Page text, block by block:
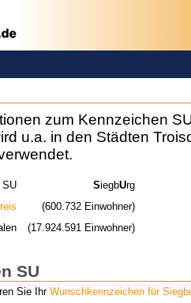
zum Kennzeichen
u.a. in den Städten
SU SiegbUrg
(600.732 Einwohner)
(17.924.591 Einwohner)
SU
Sie IhrWunschkennzeichen für